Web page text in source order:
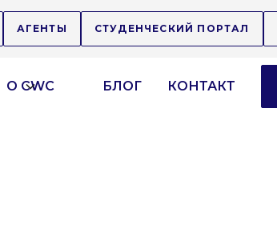
АГЕНТЫ СТУДЕНЧЕСКИЙ ПОРТАЛ
О CWC БЛОГ КОНТАКТ